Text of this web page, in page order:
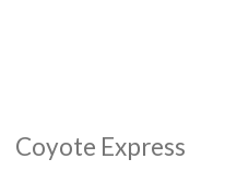
Coyote Express